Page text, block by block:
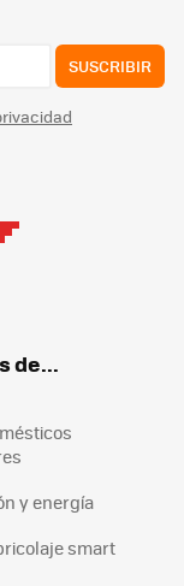
SUSCRIBIR
de...
y energía
smart